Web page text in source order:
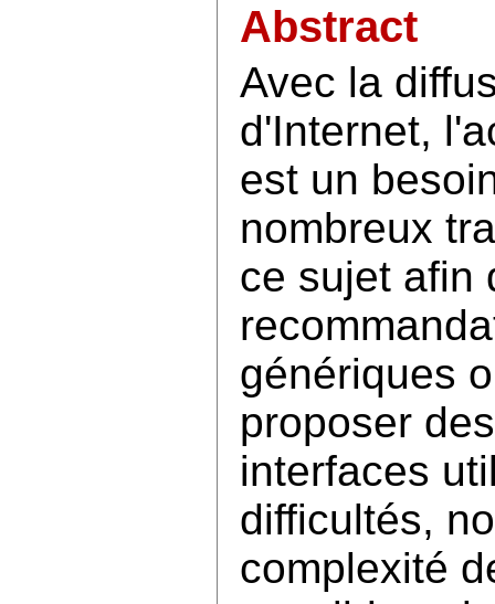
Abstract
Avec la
d'Internet,
est un
nombreux
ce sujet afin
génériques
proposer
interfaces
difficultés,
complexité